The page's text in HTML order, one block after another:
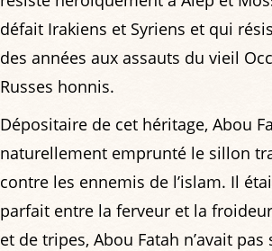
défait Irakiens et Syriens et qui
des années aux assauts du vieil
Russes honnis.
Dépositaire de cet héritage, Abou
naturellement emprunté le sillon
contre les ennemis de l’islam. Il
parfait entre la ferveur et la
et de tripes, Abou Fatah n’avait